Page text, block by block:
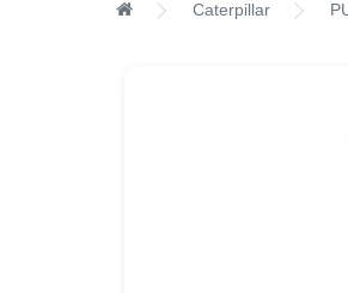
Caterpillar